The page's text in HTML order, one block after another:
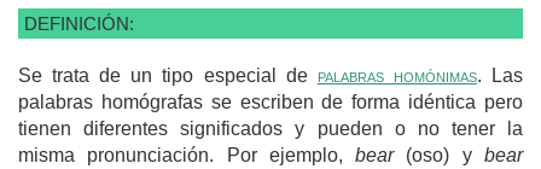
DEFINICIÓN:
Se trata de un tipo especial de palabras homónimas. Las
palabras homógrafas se escriben de forma idéntica pero
tienen diferentes significados y pueden o no tener la
misma pronunciación. Por ejemplo,bear (oso) ybear